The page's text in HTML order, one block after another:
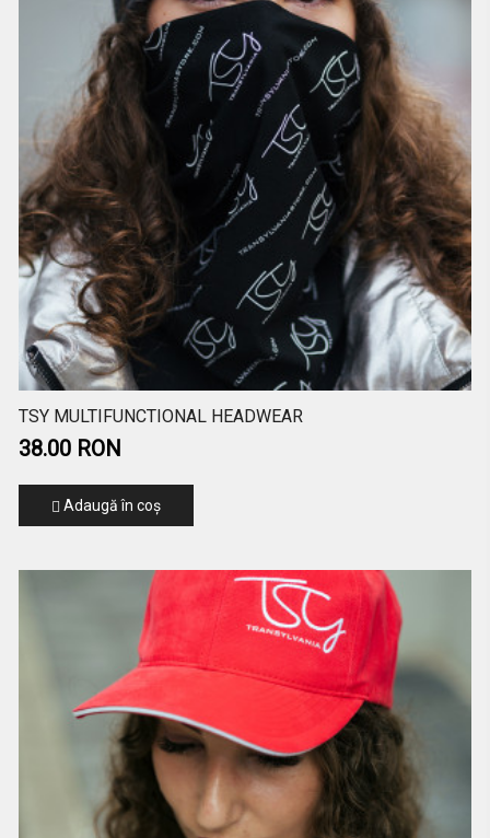
TSY MULTIFUNCTIONAL HEADWEAR
38.00 RON
Adaugă în coş